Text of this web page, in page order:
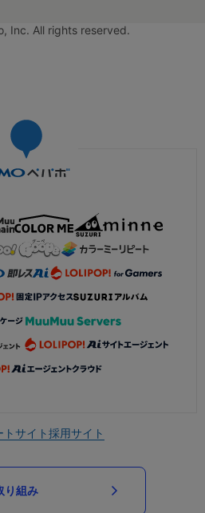
Inc. All rights reserved.
トサイト採用サイト
り組み